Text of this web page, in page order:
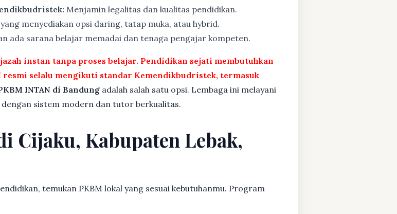
Menjamin legalitas dan kualitas pendidikan.
menyediakan opsi daring, tatap muka, atau hybrid.
ada sarana belajar memadai dan tenaga pengajar kompeten.
instan tanpa proses belajar. Pendidikan sejati membutuhkan
selalu mengikuti standar Kemendikbudristek, termasuk
INTAN di Bandung adalah salah satu opsi. Lembaga ini melayani
dengan sistem modern dan tutor berkualitas.
Cijaku, Kabupaten Lebak,
temukan PKBM lokal yang sesuai kebutuhanmu. Program